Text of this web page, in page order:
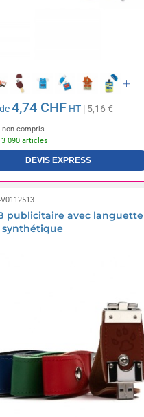
4,74 CHF HT | 5,16 €
non compris
3 090 articles
DEVIS EXPRESS
publicitaire avec languette
synthétique